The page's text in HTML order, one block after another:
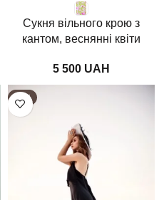
Сукня вільного крою з
кантом, веснянні квіти
UAH
HOT